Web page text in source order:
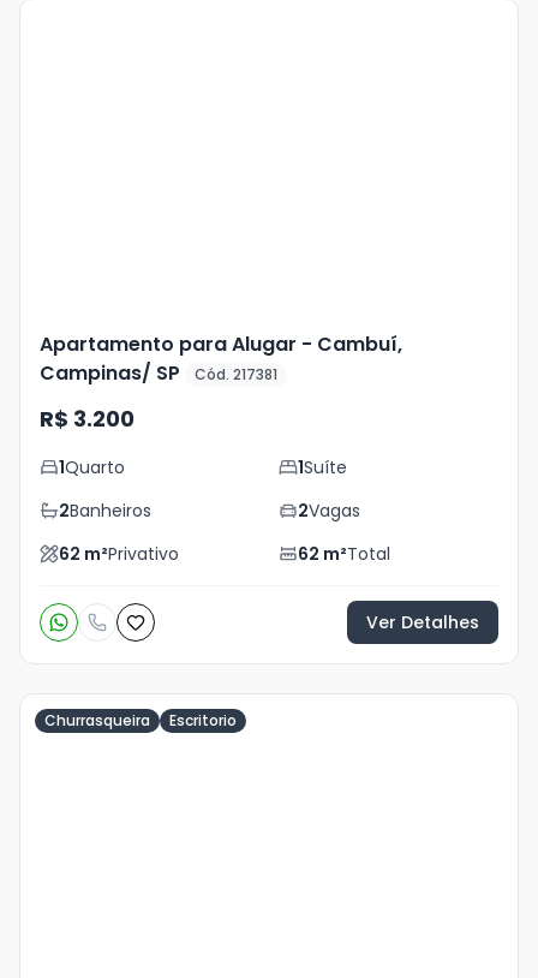
Apartamento para Alugar - Cambuí,
Campinas/ SP
Cód. 217381
R$ 3.200
1Quarto 1Suíte
2Banheiros 2Vagas
62 m²Privativo 62 m²Total
Ver Detalhes
Churrasqueira Escritorio